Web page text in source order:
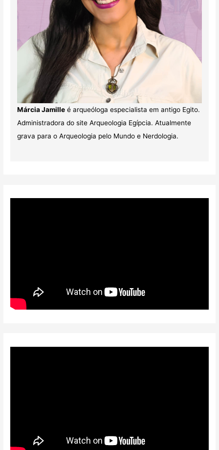
Márcia Jamilleé arqueóloga especialista em antigo Egito.
Administradora do site Arqueologia Egípcia. Atualmente
grava para o Arqueologia pelo Mundo e Nerdologia.